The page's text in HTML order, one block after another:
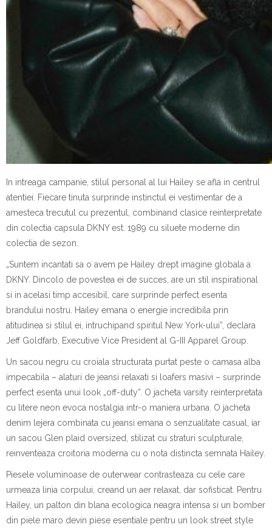
In intreaga campanie, stilul personal al lui Hailey se afla in centrul
atentiei. Fiecare tinuta surprinde instinctul ei vestimentar de a
amesteca trecutul cu prezentul, combinand clasice reinterpretate
din colectia capsula DKNY est. 1989 cu siluete moderne din
colectia de sezon.
„Suntem incantati sa o avem pe Hailey drept imagine globala a
DKNY. Dincolo de povestea ei de succes, are un stil inspirational
si in acelasi timp accesibil, care surprinde perfect esenta
brandului nostru. Hailey emana o energie incredibila prin
atitudinea si stilul ei, intruchipand spiritul New York-ului”, declara
Jeff Goldfarb, Executive Vice President al G-III Apparel Group.
Un sacou negru cu croiala structurata purtat peste o camasa alba
impecabila – alaturi de jeansi relaxati si loafers masivi – surprinde
perfect esenta unui look „off-duty”. O jacheta varsity reinterpretata
cu litere neon evoca nostalgia intr-o maniera urbana. O jacheta
denim lejera combinata cu jeansi emana o senzualitate casual, iar
un sacou Glen plaid oversized, stilizat cu straturi sculpturale,
reinventeaza croitoria moderna cu o nota distincta semnata Hailey.
Piesele voluminoase de outerwear contrasteaza cu cele care
urmeaza linia corpului, creand un aer relaxat, dar sofisticat. Pentru
Hailey, un palton din blana ecologica neagra intensa si un bomber
din piele maro devin piese esentiale pentru un look street style